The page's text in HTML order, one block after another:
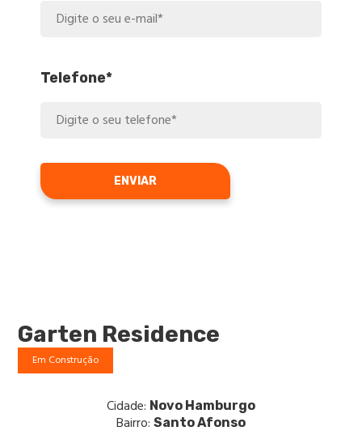
Telefone*
ENVIAR
Garten Residence
Em Construção
Cidade: Novo Hamburgo
Bairro: Santo Afonso